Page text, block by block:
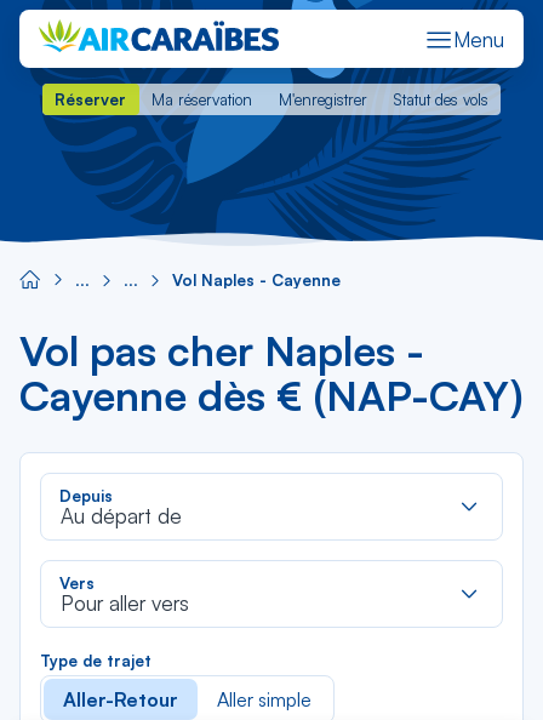
Menu
Réserver Ma réservation M'enregistrer Statut des vols
Réserver Ma réservation M'enregistrer Statut des vols
Vol Naples - Cayenne
Vol pas cher Naples -
Cayenne dès € (NAP-CAY)
Depuis
Au départ de
Vers
Pour aller vers
Type de trajet
Aller-Retour Aller simple